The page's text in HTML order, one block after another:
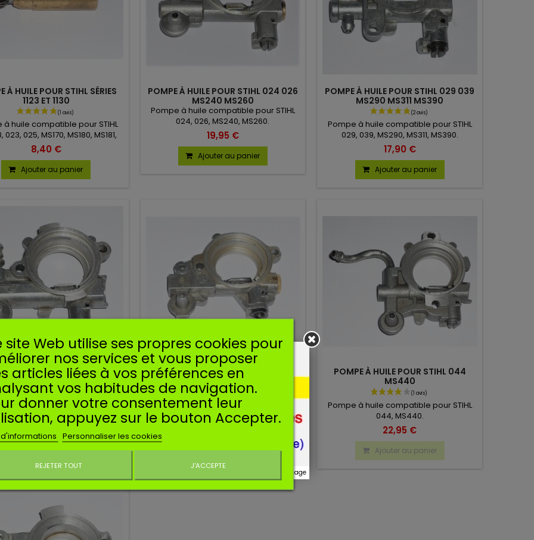
À HUILE POUR STIHL SÉRIES
1123 ET 1130
(1 avis)
à huile compatible pour STIHL
023, 025, MS170, MS180, MS181,
MS211, MS230, MS250.
8,40 €
Ajouter au panier
POMPE À HUILE POUR STIHL 024 026
MS240 MS260
Pompe à huile compatible pour STIHL
024, 026, MS240, MS260.
19,95 €
Ajouter au panier
POMPE À HUILE POUR STIHL 029 039
MS290 MS311 MS390
Pompe à huile compatible pour STIHL
029, 039, MS290, MS311, MS390.
17,90 €
Ajouter au panier
À HUILE POUR STIHL 034 036
MS340 MS360
à huile compatible pour STIHL
036, MS340, MS360.
Ajouter au panier
POMPE À HUILE POUR STIHL MS341
MS361 MS362
Pompe à huile compatible pour STIHL
MS341, MS361, MS362.
Ajouter au panier
POMPE À HUILE POUR STIHL 044
MS440
Pompe à huile compatible pour STIHL
044, MS440.
22,95 €
Ajouter au panier
site Web utilise ses propres cookies pour
nos services et vous proposer
articles liées à vos préférences en
vos habitudes de navigation.
donner votre consentement leur
appuyez sur le bouton Accepter.
d'informations Personnaliser les cookies
REJETER TOUT J'ACCEPTE
Ne plus afficher ce message